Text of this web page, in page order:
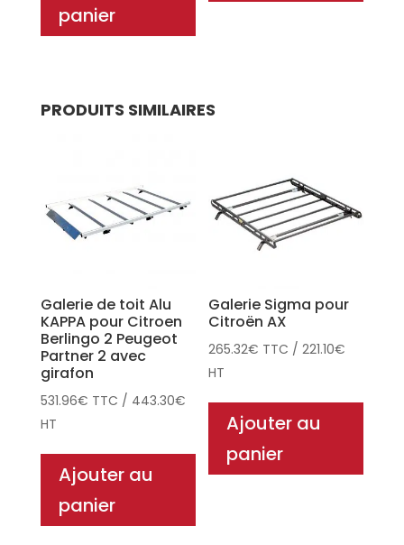
panier
PRODUITS SIMILAIRES
Galerie de toit Alu
KAPPA pour Citroen
Berlingo 2 Peugeot
Partner 2 avec
girafon
531.96€ TTC / 443.30€
HT
Ajouter au
panier
Galerie Sigma pour
Citroën AX
265.32€ TTC /221.10€
HT
Ajouter au
panier